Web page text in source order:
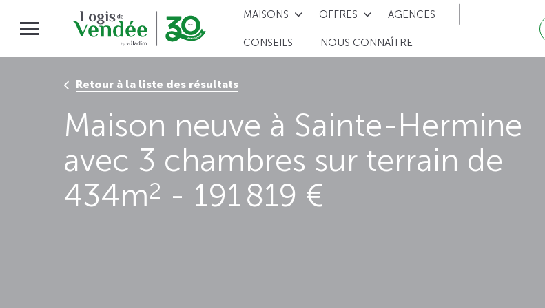
MAISONS OFFRES AGENCES
CONSEILS NOUS CONNAÎTRE
Retour à la liste des résultats
Maison neuve à Sainte-Hermine
avec 3 chambres sur terrain de
434m2 - 191 819 €